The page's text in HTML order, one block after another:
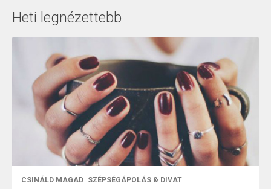
Heti legnézettebb
CSINÁLD MAGAD SZÉPSÉGÁPOLÁS & DIVAT